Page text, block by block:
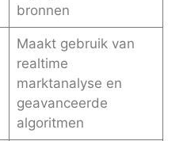
bronnen
Maakt gebruik van
realtime
marktanalyse en
geavanceerde
algoritmen